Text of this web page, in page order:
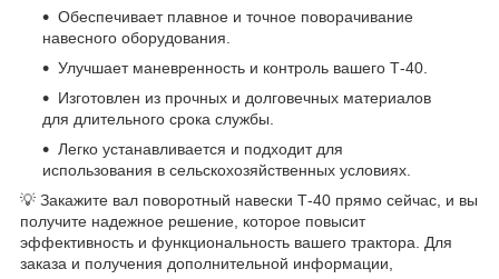
Обеспечивает плавное и точное поворачивание
навесного оборудования.
Улучшает маневренность и контроль вашего Т-40.
Изготовлен из прочных и долговечных материалов
для длительного срока службы.
Легко устанавливается и подходит для
использования в сельскохозяйственных условиях.
💡 Закажите вал поворотный навески Т-40 прямо сейчас, и вы
получите надежное решение, которое повысит
эффективность и функциональность вашего трактора. Для
заказа и получения дополнительной информации,